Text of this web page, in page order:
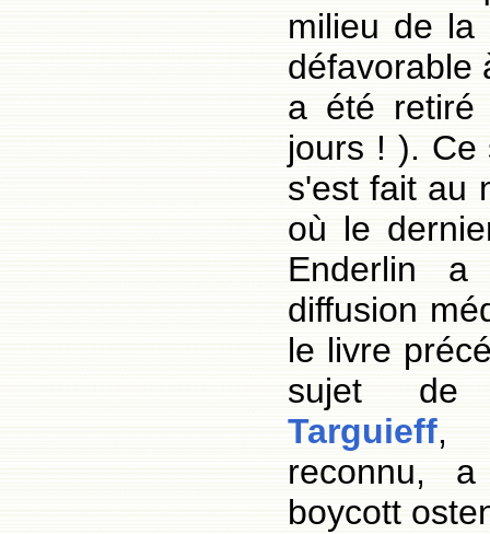
milieu de la
défavorable
a été retiré
jours ! ). Ce
s'est fait au
où le
Enderlin
diffusion
le livre
sujet
Targuieff,
reconnu,
boycott